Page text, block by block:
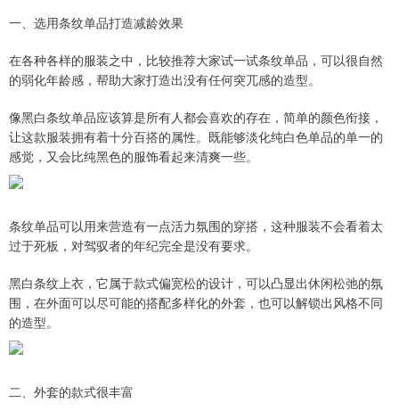
一、选用条纹单品打造减龄效果
在各种各样的服装之中，比较推荐大家试一试条纹单品，可以很自然
的弱化年龄感，帮助大家打造出没有任何突兀感的造型。
像黑白条纹单品应该算是所有人都会喜欢的存在，简单的颜色衔接，
让这款服装拥有着十分百搭的属性。既能够淡化纯白色单品的单一的
感觉，又会比纯黑色的服饰看起来清爽一些。
条纹单品可以用来营造有一点活力氛围的穿搭，这种服装不会看着太
过于死板，对驾驭者的年纪完全是没有要求。
黑白条纹上衣，它属于款式偏宽松的设计，可以凸显出休闲松弛的氛
围，在外面可以尽可能的搭配多样化的外套，也可以解锁出风格不同
的造型。
二、外套的款式很丰富